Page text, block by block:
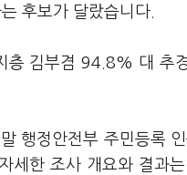
후보가 달랐습니다.
층 김부겸 94.8% 대
행정안전부 주민등록
세한 조사 개요와 결과